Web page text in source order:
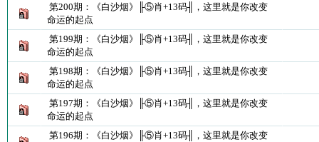
第200期：《白沙烟》╟⑤肖+13码╢，这里就是你改变
命运的起点
第199期：《白沙烟》╟⑤肖+13码╢，这里就是你改变
命运的起点
第198期：《白沙烟》╟⑤肖+13码╢，这里就是你改变
命运的起点
第197期：《白沙烟》╟⑤肖+13码╢，这里就是你改变
命运的起点
第196期：《白沙烟》╟⑤肖+13码╢，这里就是你改变